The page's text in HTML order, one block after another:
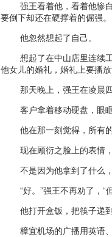
强王看着他，看着他惨
要倒下却还在硬撑着的倔强。
他忽然想起了自己。
想起了在中山店里连续
他女儿的婚礼，婚礼上要播
那天晚上，强王在凌晨
客户拿着移动硬盘，眼
他在那一刻觉得，所有
现在顾衍之脸上的表情
不是因为他拿到了什么
“好。 ”强王不再劝了， “
他打开盒饭，把筷子递
樟宜机场的广播用英语